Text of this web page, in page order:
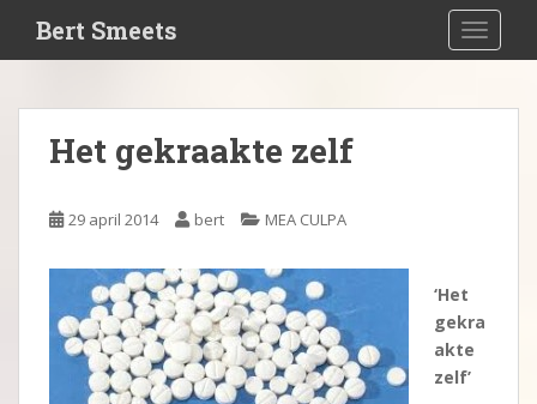
i
Bert Smeets
Het gekraakte zelf
29 april 2014 bert MEA CULPA
‘Het
gekra
akte
zelf’